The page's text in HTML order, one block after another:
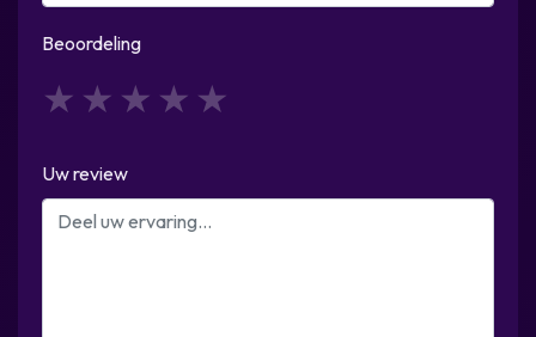
Beoordeling
4
3
2
1
Uw review